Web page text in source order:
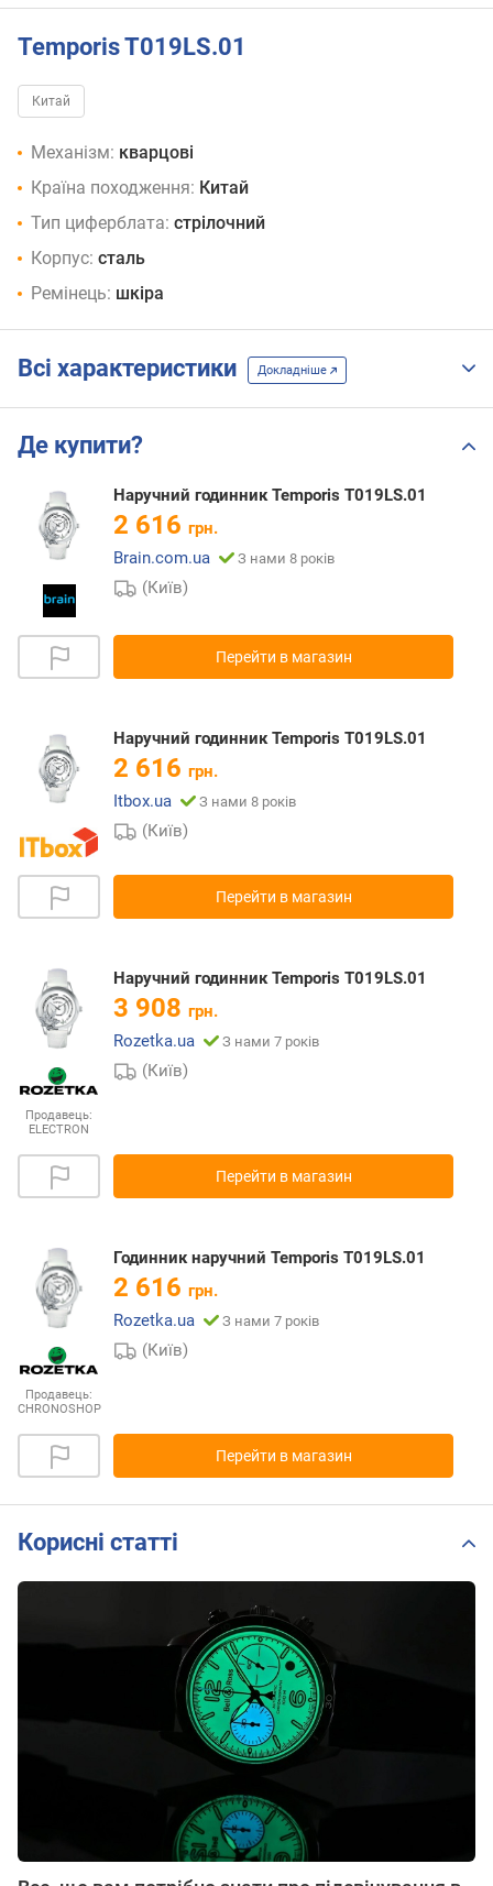
Temporis T019LS.01
Китай
Механізм: кварцові
Країна походження: Китай
Тип циферблата: стрілочний
Корпус: сталь
Ремінець: шкіра
Всі характеристики Докладніше
Де купити?
Наручний годинник Temporis T019LS.01
2 616 грн.
Brain.com.ua
З нами 8 років
(Київ)
Перейти в магазин
Наручний годинник Temporis T019LS.01
2 616 грн.
Itbox.ua
З нами 8 років
(Київ)
Перейти в магазин
Продавець:
ELECTRON
Наручний годинник Temporis T019LS.01
3 908 грн.
Rozetka.ua
З нами 7 років
(Київ)
Перейти в магазин
Продавець:
CHRONOSHOP
Годинник наручний Temporis T019LS.01
2 616 грн.
Rozetka.ua
З нами 7 років
(Київ)
Перейти в магазин
Корисні статті